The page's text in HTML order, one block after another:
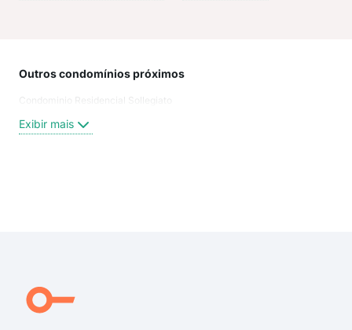
Outros condomínios próximos
Condominio Residencial Sollegiato
Exibir mais